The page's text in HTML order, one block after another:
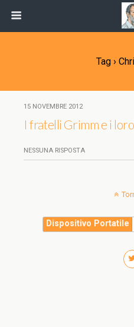
Tag ›
15 NOVEMBRE 2012
I fratelli Grimm e i
NESSUNA RISPOSTA
Dispositivo Portatile